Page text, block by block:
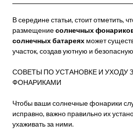
В середине статьи, стоит отметить,
размещениесолнечных
солнечных батареях может
участок, создав уютную и
СОВЕТЫ ПО УСТАНОВКЕ И УХОДУ
ФОНАРИКАМИ
Чтобы ваши солнечные фонарики
исправно, важно правильно их
ухаживать за ними.